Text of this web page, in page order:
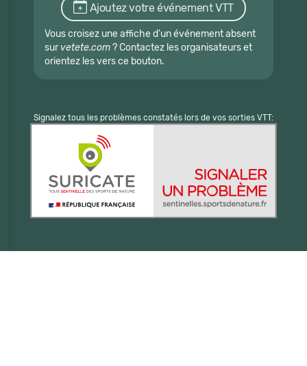
Ajoutez votre événement VTT
Vous croisez une affiche d'un événement absent
sur vetete.com? Contactez les organisateurs et
orientez les vers ce bouton.
Signalez tous les problèmes constatés lors de vos sorties VTT: